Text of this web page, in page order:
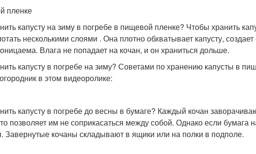
пленке
капусту на зиму в погребе в пищевой пленке? Чтобы хранить
несколькими слоями . Она плотно обхватывает капусту,
Влага не попадает на кочан, и он храниться дольше.
капусту в погребе на зиму? Советами по хранению капусты в
в этом видеоролике:
капусту в погребе до весны в бумаге? Каждый кочан
позволяет им не соприкасаться между собой. Однако если бумага
Завернутые кочаны складывают в ящики или на полки в подполе.